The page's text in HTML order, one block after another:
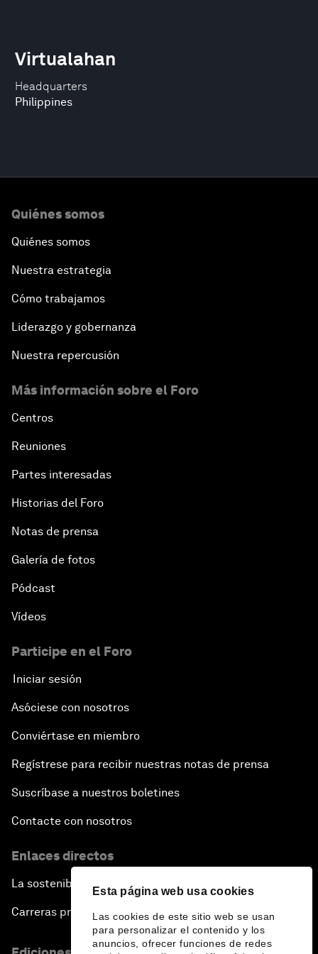
Esta página web usa cookies
Las cookies de este sitio web se usan
para personalizar el contenido y los
anuncios, ofrecer funciones de redes
Headquarters
Philippines
Virtualahan
Quiénes somos
Quiénes somos
Nuestra estrategia
Cómo trabajamos
Liderazgo y gobernanza
Nuestra repercusión
Más información sobre el Foro
Centros
Reuniones
Partes interesadas
Historias del Foro
Notas de prensa
Galería de fotos
Pódcast
Vídeos
Participe en el Foro
Iniciar sesión
Asóciese con nosotros
Conviértase en miembro
Regístrese para recibir nuestras notas de prensa
Suscríbase a nuestros boletines
Contacte con nosotros
Enlaces directos
La sostenibilidad en el Foro
Carreras profesionales